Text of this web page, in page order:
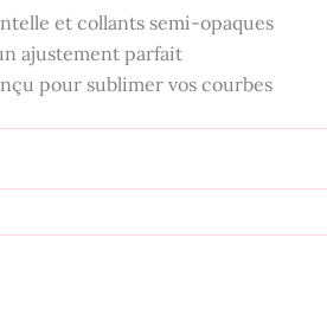
et collants semi-opaques
ajustement parfait
pour sublimer vos courbes